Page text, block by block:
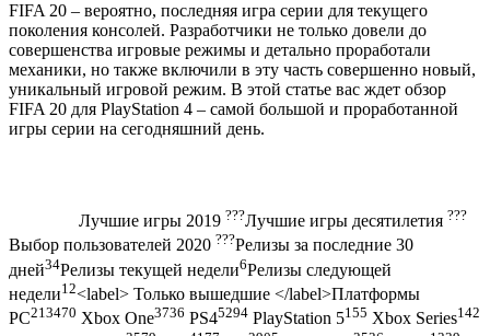
FIFA 20 – вероятно, последняя игра серии для текущего
поколения консолей. Разработчики не только довели до
совершенства игровые режимы и детально проработали
механики, но также включили в эту часть совершенно новый,
уникальный игровой режим. В этой статье вас ждет обзор
FIFA 20 для PlayStation 4 – самой большой и проработанной
игры серии на сегодняшний день.
Лучшие игры 2019 ???Лучшие игры десятилетия ???
Выбор пользователей 2020 ???Релизы за последние 30
дней34Релизы текущей недели6Релизы следующей
недели12<label> Только вышедшие </label>Платформы
PC213470 Xbox One3736 PS45294 PlayStation 5155 Xbox Series142